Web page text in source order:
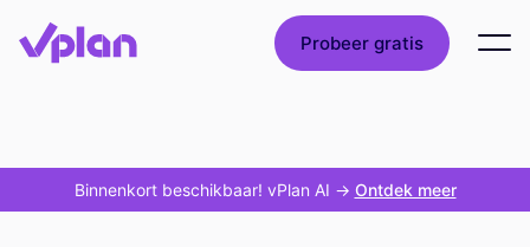
Probeer gratis
Binnenkort beschikbaar! vPlan AI -> Ontdek meer